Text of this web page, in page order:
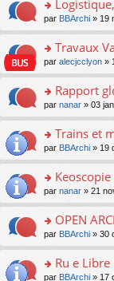
nt
ré
c
e
nt
le
pl
u
ré
c
e
nt
n
le
pl
u
ré
c
e
nt
a
g
e
n
n
le
pl
u
ré
c
e
nt
m
e
a
g
e
n
n
le
pl
u
ré
c
e
nt
ult
er
le
m
e
a
g
e
n
n
le
pl
u
ré
c
e
nt
o
n
ult
er
le
m
e
a
g
e
n
n
le
pl
u
ré
par BBArchi » 19
o
n
ult
er
le
m
e
a
g
e
n
n
le
pl
Travaux
par alecjcclyon »
o
n
ult
er
le
m
e
a
g
e
n
Rapport
par nanar » 03
o
n
ult
er
le
m
e
a
Trains et
par BBArchi » 19
o
n
ult
er
le
m
e
par nanar » 21
o
n
ult
OPEN
par BBArchi » 30
o
Ru e Libre
par BBArchi » 17